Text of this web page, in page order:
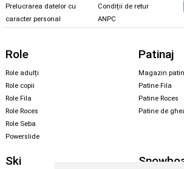
Prelucrarea datelor cu
caracter personal
Condiții de retur
ANPC
Role
Role adulți
Role copii
Role Fila
Role Roces
Role Seba
Powerslide
Patinaj
Magazin
Patine Fila
Patine Roces
Patine de
Ski